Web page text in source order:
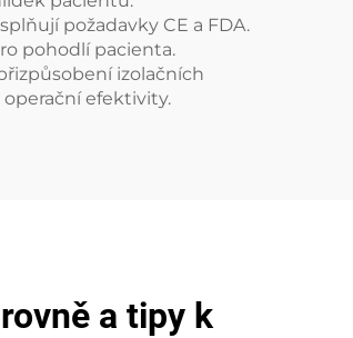
požadavky CE a FDA.
pohodlí pacienta.
izolačních
efektivity.
a tipy k